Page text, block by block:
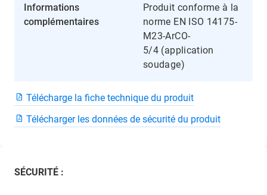
Informations
complémentaires
Produit conforme à la
norme EN ISO 14175-
M23-ArCO-
5/4 (application
soudage)
Télécharge la fiche technique du produit
Télécharger les données de sécurité du produit
SÉCURITÉ :